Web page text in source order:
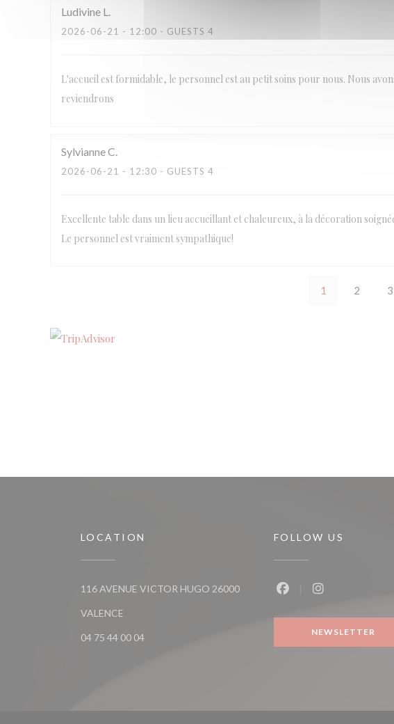
Ludivine L
2026-06-21 - 12:00 - GUESTS 4
L'accueil est formidable, le personnel est au petit soins pour nous. Nous
reviendrons
SylvianneC
2026-06-21 - 12:30 - GUESTS 4
Excellente table dans un lieu accueillant et chaleureux, à la décoration
Le personnel est vraiment sympathique!
1 2 3
LOCATION
116 AVENUE VICTOR HUGO 26000
VALENCE((opens in a new window))
04 75 44 00 04
FOLLOW US
NEWSLETTER